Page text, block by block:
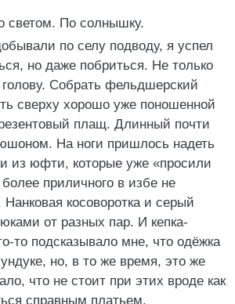
светом. По солнышку.
по селу подводу, я успел
но даже побриться. Не только
Собрать фельдшерский
сверху хорошо уже поношенной
плащ. Длинный почти
На ноги пришлось надеть
из юфти, которые уже «просили
приличного в избе не
косоворотка и серый
от разных пар. И кепка-
то подсказывало мне, что одёжка
но, в то же время, это же
что не стоит при этих вроде как
справным платьем.